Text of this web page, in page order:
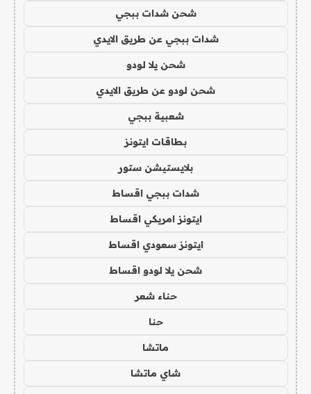
شحن شدات ببجي
شدات ببجي عن طريق الايدي
شحن يلا لودو
شحن لودو عن طريق الايدي
شعبية ببجي
بطاقات ايتونز
بلايستيشن ستور
شدات ببجي اقساط
ايتونز امريكي اقساط
ايتونز سعودي اقساط
شحن يلا لودو اقساط
حناء شعر
حنا
ماتشا
شاي ماتشا